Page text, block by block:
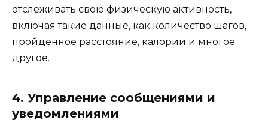
отслеживать свою физическую активность,
включая такие данные, как количество шагов,
пройденное расстояние, калории и многое
другое.
4. Управление сообщениями и
уведомлениями